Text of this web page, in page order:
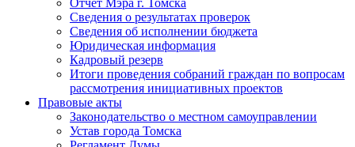
Сведения о результатах проверок
Сведения об исполнении бюджета
Юридическая информация
Кадровый резерв
Итоги проведения собраний граждан по вопросам
рассмотрения инициативных проектов
Правовые акты
Законодательство о местном самоуправлении
Устав города Томска